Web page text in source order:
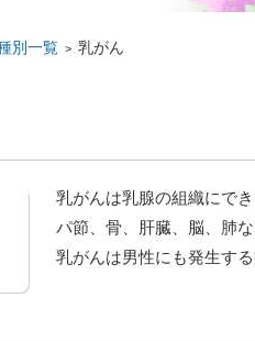
別一覧 > 乳がん
乳がんは乳腺の組織にで
パ節、骨、肝臓、脳、肺
乳がんは男性にも発生す